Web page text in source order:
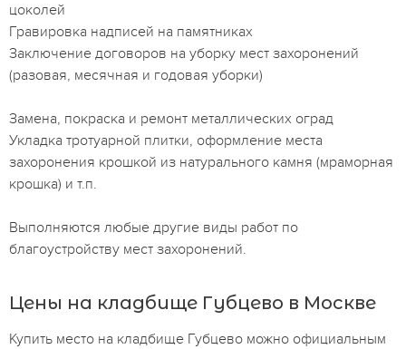
цоколей
Гравировка надписей на памятниках
Заключение договоров на уборку мест захоронений
(разовая, месячная и годовая уборки)
Замена, покраска и ремонт металлических оград
Укладка тротуарной плитки, оформление места
захоронения крошкой из натурального камня (мраморная
крошка) и т.п.
Выполняются любые другие виды работ по
благоустройству мест захоронений.
Цены на кладбище Губцево в Москве
Купить место на кладбище Губцево можно официальным